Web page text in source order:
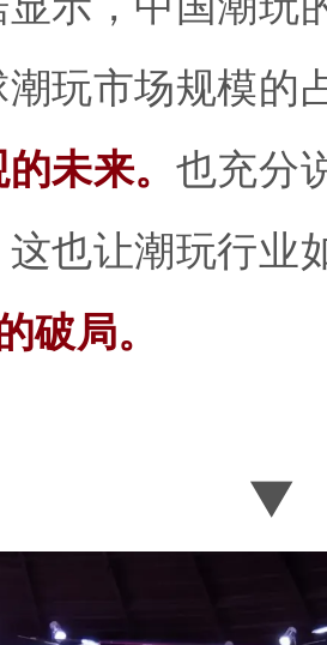
玩市场规模的
未来。 也充分
也让潮玩行业
破局。
▼